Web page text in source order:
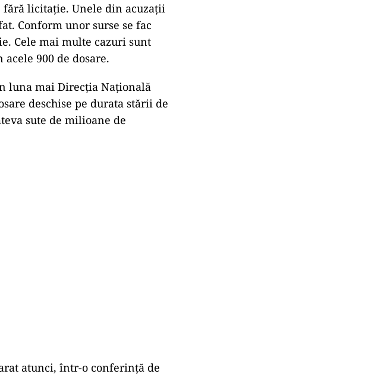
fără licitație. Unele din acuzații
Conform unor surse se fac
Cele mai multe cazuri sunt
900 de dosare.
luna mai Direcția Națională
deschise pe durata stării de
sute de milioane de
atunci, într-o conferință de